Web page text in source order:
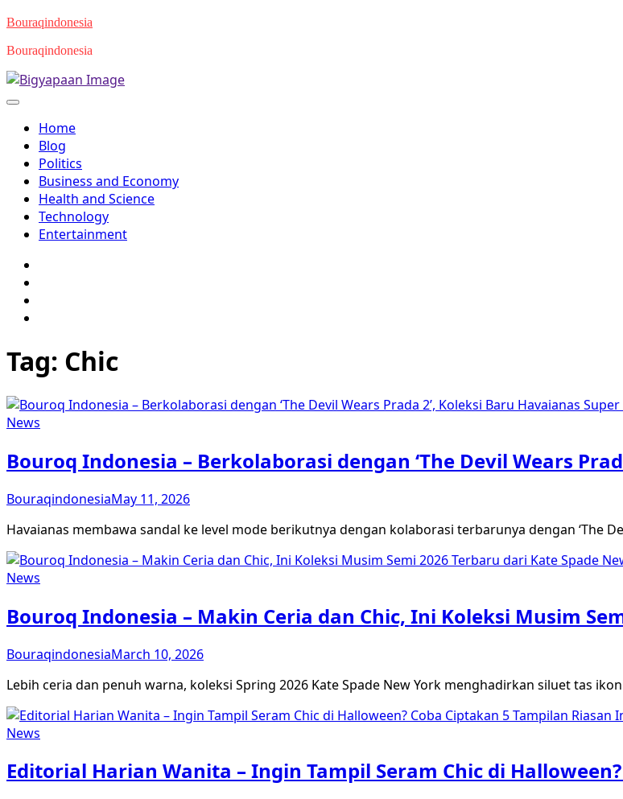
Skip
content
Bouraqindonesia
Bouraqindonesia
Home
Blog
Politics
Business and Economy
Health and Science
Technology
Entertainment
Tag: Chic
News
Bouroq Indonesia – Berkolaborasi dengan ‘The Devil Wears
BouraqindonesiaMay 11, 2026
Havaianas membawa sandal ke level mode berikutnya dengan kolaborasi terbarunya dengan ‘The
News
Bouroq Indonesia – Makin Ceria dan Chic, Ini Koleksi Musim
BouraqindonesiaMarch 10, 2026
Lebih ceria dan penuh warna, koleksi Spring 2026 Kate Spade New York menghadirkan siluet tas
News
Editorial Harian Wanita – Ingin Tampil Seram Chic di